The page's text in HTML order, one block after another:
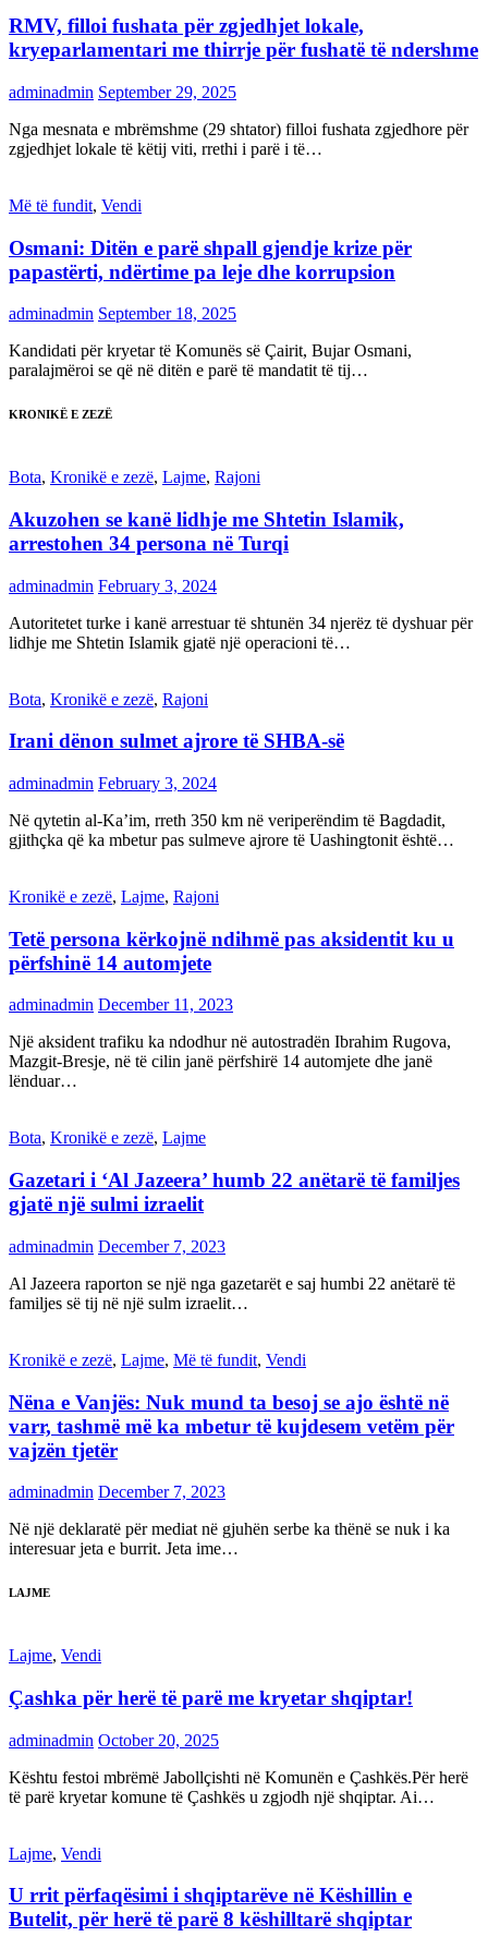
RMV, filloi fushata për zgjedhjet lokale,
kryeparlamentari me thirrje për fushatë të ndershme
adminadmin September 29, 2025
Nga mesnata e mbrëmshme (29 shtator) filloi fushata zgjedhore për
zgjedhjet lokale të këtij viti, rrethi i parë i të…
Më të fundit, Vendi
Osmani: Ditën e parë shpall gjendje krize për
papastërti, ndërtime pa leje dhe korrupsion
adminadmin September 18, 2025
Kandidati për kryetar të Komunës së Çairit, Bujar Osmani,
paralajmëroi se që në ditën e parë të mandatit të tij…
KRONIKË E ZEZË
Bota, Kronikë e zezë, Lajme, Rajoni
Akuzohen se kanë lidhje me Shtetin Islamik,
arrestohen 34 persona në Turqi
adminadmin February 3, 2024
Autoritetet turke i kanë arrestuar të shtunën 34 njerëz të dyshuar për
lidhje me Shtetin Islamik gjatë një operacioni të…
Bota, Kronikë e zezë, Rajoni
Irani dënon sulmet ajrore të SHBA-së
adminadmin February 3, 2024
Në qytetin al-Ka’im, rreth 350 km në veriperëndim të Bagdadit,
gjithçka që ka mbetur pas sulmeve ajrore të Uashingtonit është…
Kronikë e zezë, Lajme, Rajoni
Tetë persona kërkojnë ndihmë pas aksidentit ku u
përfshinë 14 automjete
adminadmin December 11, 2023
Një aksident trafiku ka ndodhur në autostradën Ibrahim Rugova,
Mazgit-Bresje, në të cilin janë përfshirë 14 automjete dhe janë
lënduar…
Bota, Kronikë e zezë, Lajme
Gazetari i ‘Al Jazeera’ humb 22 anëtarë të familjes
gjatë një sulmi izraelit
adminadmin December 7, 2023
Al Jazeera raporton se një nga gazetarët e saj humbi 22 anëtarë të
familjes së tij në një sulm izraelit…
Kronikë e zezë, Lajme, Më të fundit, Vendi
Nëna e Vanjës: Nuk mund ta besoj se ajo është në
varr, tashmë më ka mbetur të kujdesem vetëm për
vajzën tjetër
adminadmin December 7, 2023
Në një deklaratë për mediat në gjuhën serbe ka thënë se nuk i ka
interesuar jeta e burrit. Jeta ime…
LAJME
Lajme, Vendi
Çashka për herë të parë me kryetar shqiptar!
adminadmin October 20, 2025
Kështu festoi mbrëmë Jabollçishti në Komunën e Çashkës.Për herë
të parë kryetar komune të Çashkës u zgjodh një shqiptar. Ai…
Lajme, Vendi
U rrit përfaqësimi i shqiptarëve në Këshillin e
Butelit, për herë të parë 8 këshilltarë shqiptar